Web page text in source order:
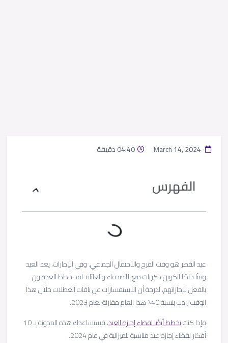
04:40 دقيقة
الفهرس
عيد الفطر هو وقت الفرح والاحتفال الجماعي. وفي الإمارات، يعد العيد
وقتًا خاصًا لتكوين ذكريات مع الأصدقاء والعائلة. لقد خطط العديدون
بالفعل لاجازاتهم، لدرجة أن الاستفسارات عن باقات العطلات خلال هذا
الوقت زادت بنسبة 40٪ هذا العام مقارنة بعام 2023.
فإذا كنتتخطط أيضًا لقضاء إجازة العيد
، فستساعدك هذه المدونة بـ 10
أفكار لقضاء إجازة عيد مناسبة للميزانية في عام 2024.